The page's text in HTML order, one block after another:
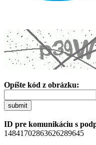
Opíšte kód z obrázku:
submit
ID pre komunikáciu s
14841702863626289645